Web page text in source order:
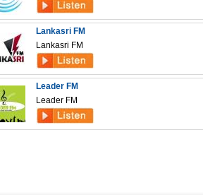
Lankasri FM
Lankasri FM
Leader FM
Leader FM